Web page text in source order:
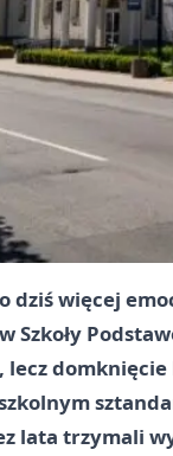
dziś więcej
lecz
lata trzymali